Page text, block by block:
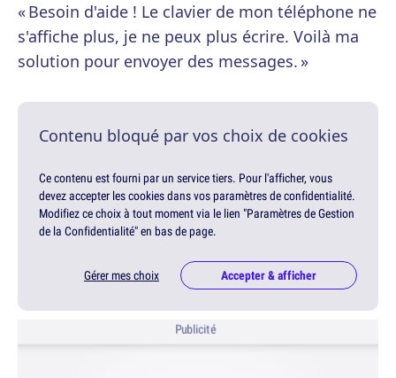
« Besoin d'aide ! Le clavier de mon téléphone ne
s'affiche plus, je ne peux plus écrire. Voilà ma
solution pour envoyer des messages. »
Contenu bloqué par vos choix de cookies
Ce contenu est fourni par un service tiers. Pour l'afficher, vous
devez accepter les cookies dans vos paramètres de confidentialité.
Modifiez ce choix à tout moment via le lien "Paramètres de Gestion
de la Confidentialité" en bas de page.
Gérer mes choix Accepter & afficher
Publicité